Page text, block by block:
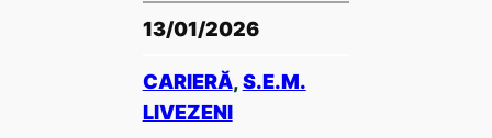
13/01/2026
CARIERĂ, S.E.M.
LIVEZENI